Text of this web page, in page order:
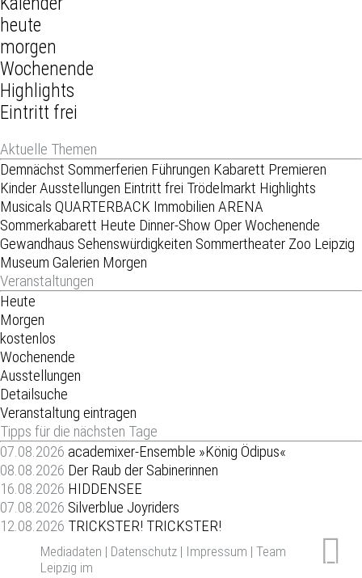
heute
morgen
Wochenende
Highlights
Eintritt frei
Aktuelle Themen
Demnächst Sommerferien Führungen Kabarett Premieren
KinderAusstellungen Eintritt frei Trödelmarkt Highlights
Musicals QUARTERBACK Immobilien ARENA
Sommerkabarett Heute Dinner-Show OperWochenende
Gewandhaus Sehenswürdigkeiten Sommertheater Zoo Leipzig
Museum Galerien Morgen
Veranstaltungen
Heute
Morgen
kostenlos
Wochenende
Ausstellungen
Detailsuche
Veranstaltung eintragen
Tipps für die nächsten Tage
07.08.2026 academixer-Ensemble »König Ödipus«
08.08.2026 Der Raub der Sabinerinnen
16.08.2026 HIDDENSEE
07.08.2026 Silverblue Joyriders
12.08.2026 TRICKSTER! TRICKSTER!
Mediadaten | Datenschutz | Impressum | Team
Leipzig im